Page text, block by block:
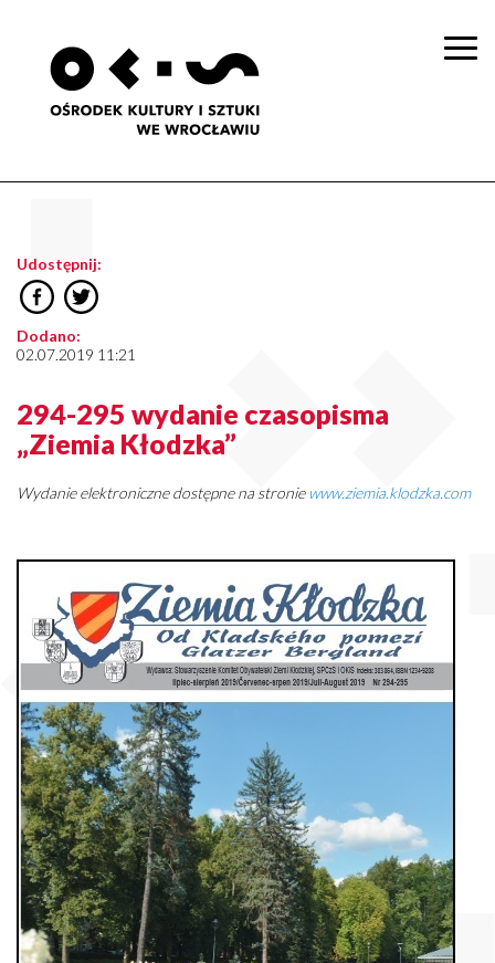
Udostępnij:
Dodano:
02.07.2019 11:21
294-295 wydanie czasopisma
„Ziemia Kłodzka”
Wydanie elektroniczne dostępne na stronie www.ziemia.klodzka.com